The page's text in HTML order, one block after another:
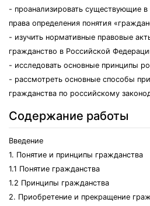
- проанализировать существующие в
права определения понятия
- изучить нормативные правовые
гражданство в Российской
- исследовать основные принципы
- рассмотреть основные способы
гражданства по российскому
Содержание работы
Введение
1. Понятие и принципы гражданства
1.1 Понятие гражданства
1.2 Принципы гражданства
2. Приобретение и прекращение